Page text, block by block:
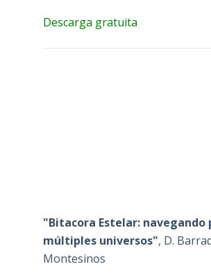
Descarga gratuita
"Bitacora Estelar: navegando
múltiples universos", D.
Montesinos